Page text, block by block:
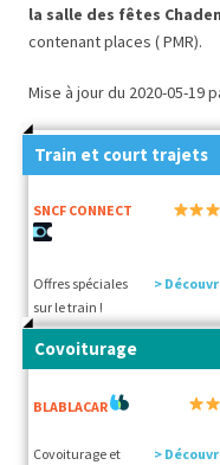
la salle des fêtes
contenant places ( PMR).
Mise à jour du 2020-05-19
Train et court trajets
SNCF CONNECT
Offres spéciales
sur le train !
>
Covoiturage
BLABLACAR
Covoiturage et
>